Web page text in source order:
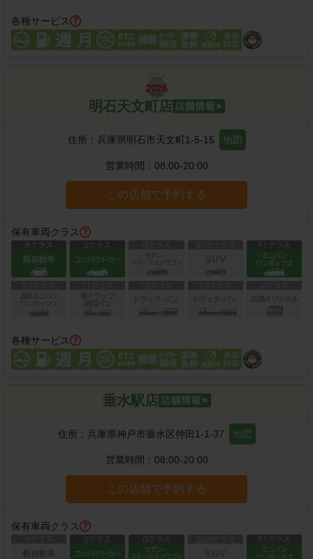
各種サービス
明石天文町店
住所： 兵庫県明石市天文町1-5-15 地図
営業時間： 08:00-20:00
この店舗で予約する
保有車両クラス
各種サービス
垂水駅店
住所： 兵庫県神戸市垂水区仲田1-1-37 地図
営業時間： 08:00-20:00
この店舗で予約する
保有車両クラス